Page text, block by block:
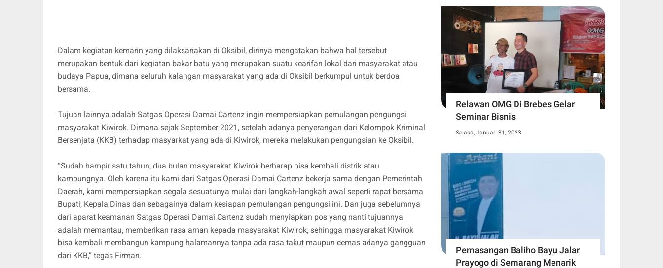
Dalam kegiatan kemarin yang dilaksanakan di Oksibil, dirinya mengatakan bahwa hal tersebut
merupakan bentuk dari kegiatan bakar batu yang merupakan suatu kearifan lokal dari masyarakat atau
budaya Papua, dimana seluruh kalangan masyarakat yang ada di Oksibil berkumpul untuk berdoa
bersama.
Tujuan lainnya adalah Satgas Operasi Damai Cartenz ingin mempersiapkan pemulangan pengungsi
masyarakat Kiwirok. Dimana sejak September 2021, setelah adanya penyerangan dari Kelompok Kriminal
Bersenjata (KKB) terhadap masyarkat yang ada di Kiwirok, mereka melakukan pengungsian ke Oksibil.
“Sudah hampir satu tahun, dua bulan masyarakat Kiwirok berharap bisa kembali distrik atau
kampungnya. Oleh karena itu kami dari Satgas Operasi Damai Cartenz bekerja sama dengan Pemerintah
Daerah, kami mempersiapkan segala sesuatunya mulai dari langkah-langkah awal seperti rapat bersama
Bupati, Kepala Dinas dan sebagainya dalam kesiapan pemulangan pengungsi ini. Dan juga sebelumnya
dari aparat keamanan Satgas Operasi Damai Cartenz sudah menyiapkan pos yang nanti tujuannya
adalah memantau, memberikan rasa aman kepada masyarakat Kiwirok, sehingga masyarakat Kiwirok
bisa kembali membangun kampung halamannya tanpa ada rasa takut maupun cemas adanya gangguan
dari KKB,” tegas Firman.
Relawan OMG Di Brebes Gelar
Seminar Bisnis
Selasa, Januari 31, 2023
Pemasangan Baliho Bayu Jalar
Prayogo di Semarang Menarik